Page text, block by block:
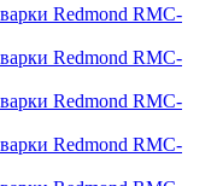
Redmond RMC-
Redmond RMC-
Redmond RMC-
Redmond RMC-